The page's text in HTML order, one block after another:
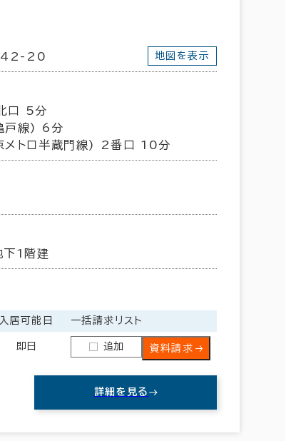
42-20 地図を表示
口 5分
戸線) 6分
メトロ半蔵門線) 2番口 10分
1階建
入居可能日 一括請求リスト
即日 追加 資料請求
詳細を見る
杉並区